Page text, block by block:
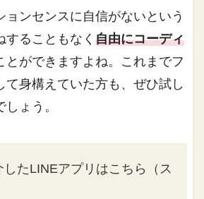
ョンセンスに自信がないという
することもなく自由にコーディ
とができますよね。これまでフ
て身構えていた方も、ぜひ試し
ょう。
たLINEアプリはこちら（ス